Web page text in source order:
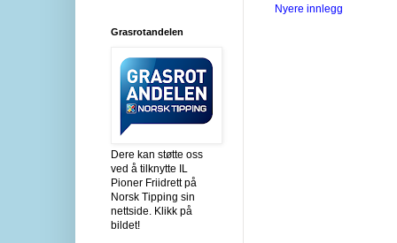
Nyere innlegg
Grasrotandelen
Dere kan støtte oss
ved å tilknytte IL
Pioner Friidrett på
Norsk Tipping sin
nettside. Klikk på
bildet!